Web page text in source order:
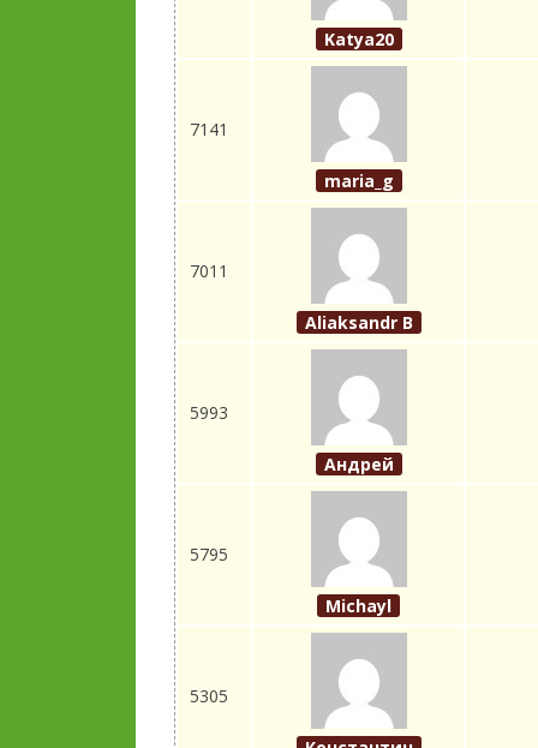
Katya20
7141
maria_g
7011
Aliaksandr B
5993
Андрей
5795
Michayl
5305